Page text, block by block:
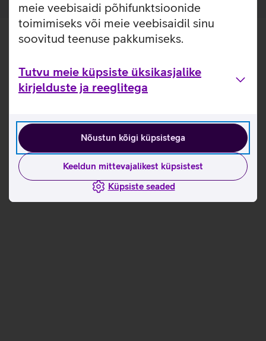
meie veebisaidi põhifunktsioonide
toimimiseks või meie veebisaidil sinu
soovitud teenuse pakkumiseks.
Tutvu meie küpsiste üksikasjalike
kirjelduste ja reeglitega
Nõustun kõigi küpsistega
Keeldun mittevajalikest küpsistest
Küpsiste seaded